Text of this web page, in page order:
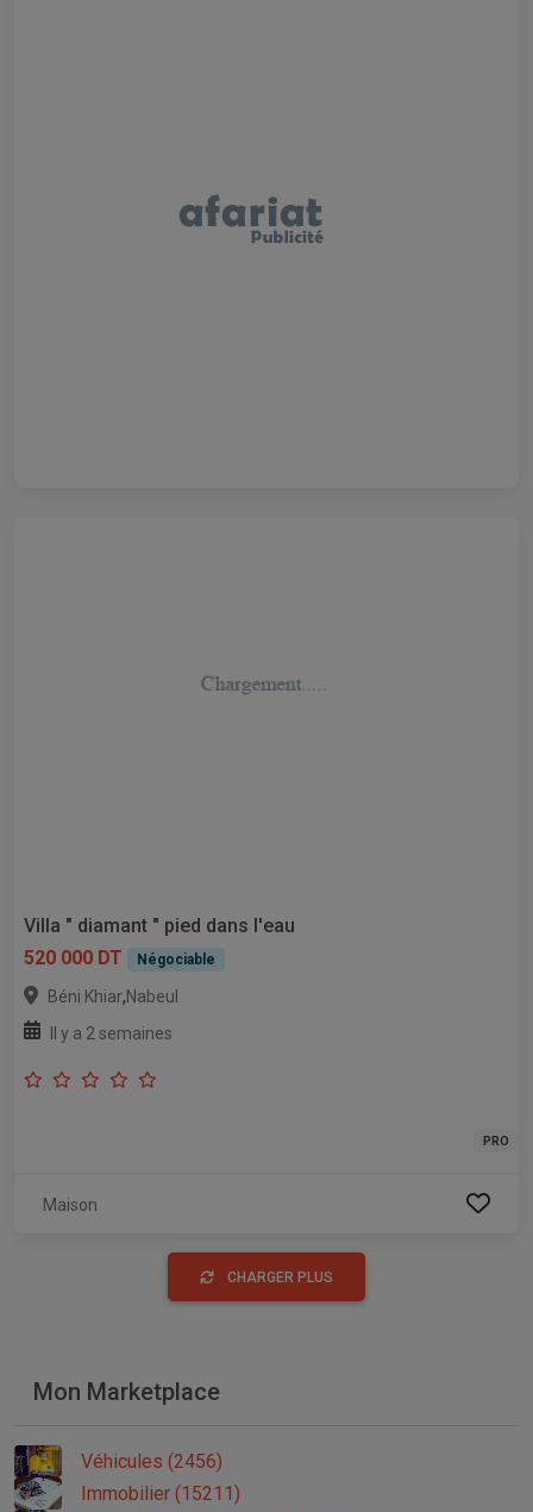
Villa " diamant " pied dans l'eau
520 000 DT
Négociable
Béni Khiar,Nabeul
Il y a 2 semaines
PRO
Maison
CHARGER PLUS
Mon Marketplace
Véhicules (2456)
Immobilier (15211)